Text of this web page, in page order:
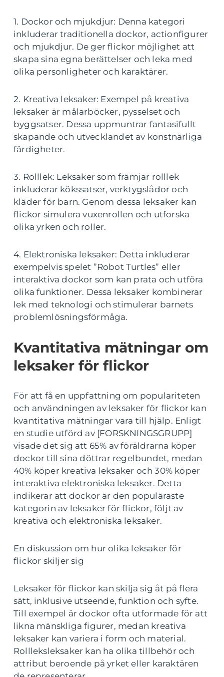
1. Dockor och mjukdjur: Denna kategori
inkluderar traditionella dockor, actionfigurer
och mjukdjur. De ger flickor möjlighet att
skapa sina egna berättelser och leka med
olika personligheter och karaktärer.
2. Kreativa leksaker: Exempel på kreativa
leksaker är målarböcker, pysselset och
byggsatser. Dessa uppmuntrar fantasifullt
skapande och utvecklandet av konstnärliga
färdigheter.
3. Rolllek: Leksaker som främjar rolllek
inkluderar kökssatser, verktygslådor och
kläder för barn. Genom dessa leksaker kan
flickor simulera vuxenrollen och utforska
olika yrken och roller.
4. Elektroniska leksaker: Detta inkluderar
exempelvis spelet ”Robot Turtles” eller
interaktiva dockor som kan prata och utföra
olika funktioner. Dessa leksaker kombinerar
lek med teknologi och stimulerar barnets
problemlösningsförmåga.
Kvantitativa mätningar om
leksaker för flickor
För att få en uppfattning om populariteten
och användningen av leksaker för flickor kan
kvantitativa mätningar vara till hjälp. Enligt
en studie utförd av [FORSKNINGSGRUPP]
visade det sig att 65% av föräldrarna köper
dockor till sina döttrar regelbundet, medan
40% köper kreativa leksaker och 30% köper
interaktiva elektroniska leksaker. Detta
indikerar att dockor är den populäraste
kategorin av leksaker för flickor, följt av
kreativa och elektroniska leksaker.
En diskussion om hur olika leksaker för
flickor skiljer sig
Leksaker för flickor kan skilja sig åt på flera
sätt, inklusive utseende, funktion och syfte.
Till exempel är dockor ofta utformade för att
likna mänskliga figurer, medan kreativa
leksaker kan variera i form och material.
Rollleksleksaker kan ha olika tillbehör och
attribut beroende på yrket eller karaktären